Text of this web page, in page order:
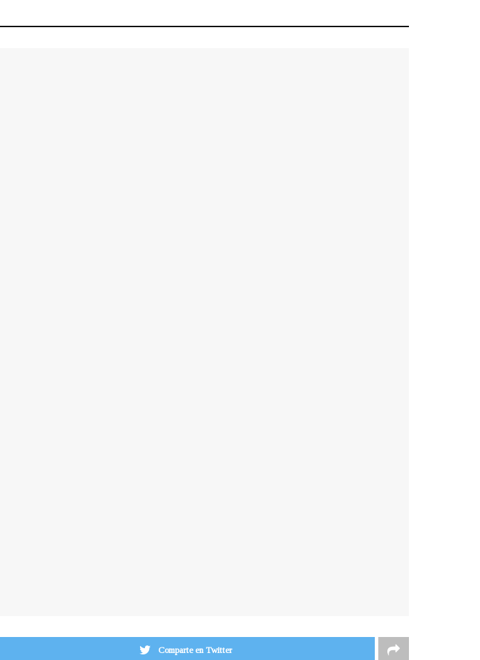
Comparte en Twitter